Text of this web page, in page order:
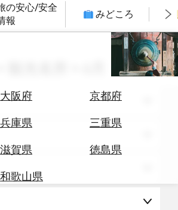
の安心/安全
報
みどころ
大阪府
京都府
兵庫県
三重県
滋賀県
徳島県
和歌山県